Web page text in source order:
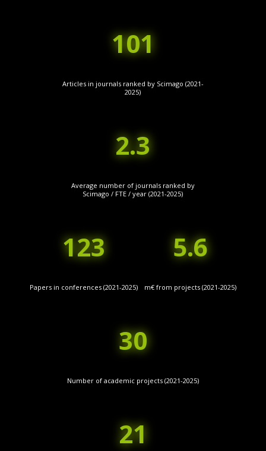
101
Articles in journals ranked by Scimago (2021-
2025)
2.3
Average number of journals ranked by
Scimago / FTE / year (2021-2025)
123
Papers in conferences (2021-2025)
5.6
m€ from projects (2021-2025)
30
Number of academic projects (2021-2025)
21